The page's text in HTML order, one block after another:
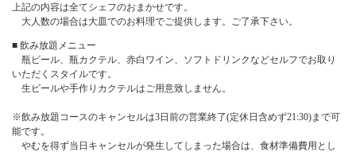
上記の内容は全てシェフのおまかせです。
大人数の場合は大皿でのお料理でご提供します。ご了承下さい。
■ 飲み放題メニュー
瓶ビール、瓶カクテル、赤白ワイン、ソフトドリンクなどセルフでお取り
いただくスタイルです。
生ビールや手作りカクテルはご用意致しません。
※飲み放題コースのキャンセルは3日前の営業終了(定休日含めず21:30)まで可
能です。
やむを得ず当日キャンセルが発生してしまった場合は、食材準備費用とし
この店舗情報をシェアする
分) | Pizzeria Bella Vita (ベラ ヴィータ) 柏
千葉県柏市泉町６－５３